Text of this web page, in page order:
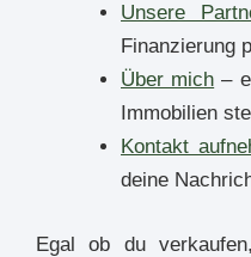
Unsere
Finanzierung
Über mich –
Immobilien
Kontakt
deine
Egal ob du